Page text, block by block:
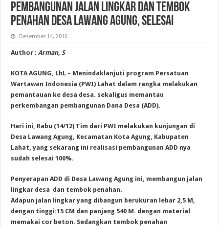
PEMBANGUNAN JALAN LINGKAR DAN TEMBOK
PENAHAN DESA LAWANG AGUNG, SELESAI
Desember 14, 2016
Author :Arman, S
KOTA AGUNG, LhL – Menindaklanjuti program Persatuan
Wartawan Indonesia (PWI) Lahat dalam rangka melakukan
pemantauan ke desa desa. sekaligus memantau
perkembangan pembangunan Dana Desa (ADD).
Hari ini, Rabu (14/12) Tim dari PWI melakukan kunjungan di
Desa Lawang Agung, Kecamatan Kota Agung, Kabupaten
Lahat, yang sekarang ini realisasi pembangunan ADD nya
sudah selesai 100%.
Penyerapan ADD di Desa Lawang Agung ini, membangun jalan
lingkar desa dan tembok penahan.
Adapun jalan lingkar yang dibangun berukuran lebar 2,5 M,
dengan tinggi:15 CM dan panjang 540 M. dengan material
memakai cor beton. Sedangkan tembok penahan